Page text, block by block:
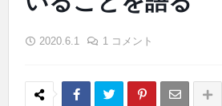
2020.6.1 1 コメント